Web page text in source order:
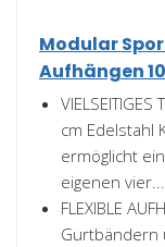
Modular
Aufhängen
cm Edelstahl
ermöglicht
eigenen vier...
FLEXIBLE
Gurtbändern